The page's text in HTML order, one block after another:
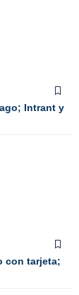
Intrant y
con tarjeta;